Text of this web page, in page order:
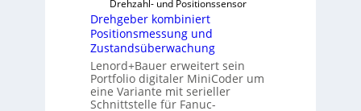
m
b
i
i
e
Drehzahl- und Positionssensor
Drehgeber kombiniert
Positionsmessung und
Zustandsüberwachung
Lenord+Bauer erweitert sein
Portfolio digitaler MiniCoder um
eine Variante mit serieller
Schnittstelle für Fanuc-